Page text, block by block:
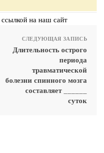
на наш сайт
СЛЕДУЮЩАЯ ЗАПИСЬ
Длительность острого
периода
травматической
болезни спинного мозга
составляет ______
суток